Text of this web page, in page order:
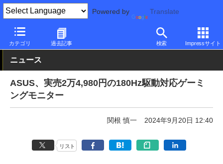
Powered by Translate
カテゴリ 過去記事 検索 Impressサイト
PC Watch 半導体/周辺機器 ASUS
ニュース
ASUS、実売2万4,980円の180Hz駆動対応ゲーミ
ングモニター
関根 慎一 2024年9月20日 12:40
リスト